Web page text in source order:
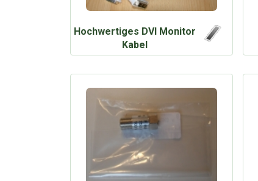
Hochwertiges DVI Monitor
Kabel